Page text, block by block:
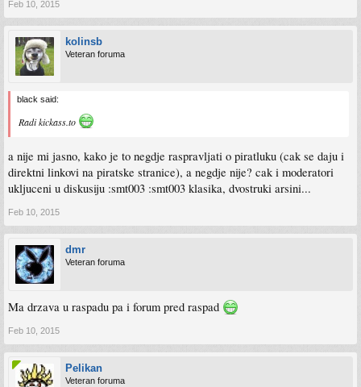
Feb 10, 2015
kolinsb
Veteran foruma
black said:
Radi kickass.to
a nije mi jasno, kako je to negdje raspravljati o piratluku (cak se daju i
direktni linkovi na piratske stranice), a negdje nije? cak i moderatori
ukljuceni u diskusiju :smt003 :smt003 klasika, dvostruki arsini...
Feb 10, 2015
dmr
Veteran foruma
Ma drzava u raspadu pa i forum pred raspad
Feb 10, 2015
Pelikan
Veteran foruma